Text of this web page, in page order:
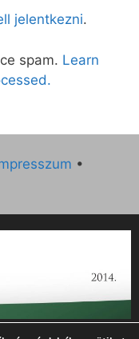
jelentkezni.
spam. Learn
•
évi működésének